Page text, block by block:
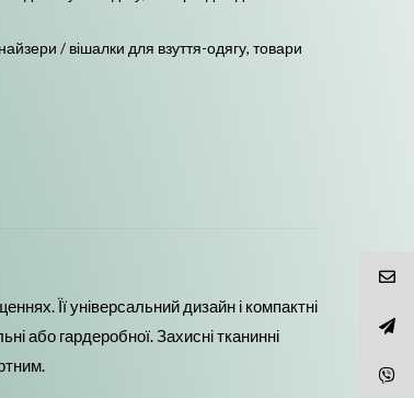
/ вішалки для взуття-одягу, товари
Її універсальний дизайн і компактні
або гардеробної. Захисні тканинні